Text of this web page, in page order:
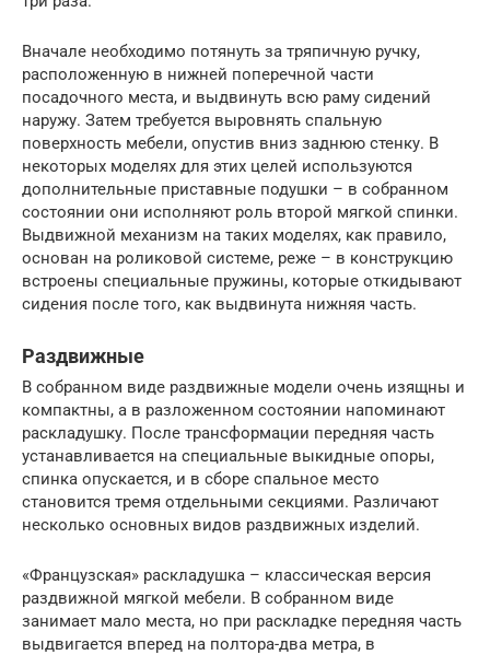
Вначале необходимо потянуть за тряпичную ручку,
расположенную в нижней поперечной части
посадочного места, и выдвинуть всю раму сидений
наружу. Затем требуется выровнять спальную
поверхность мебели, опустив вниз заднюю стенку. В
некоторых моделях для этих целей используются
дополнительные приставные подушки – в собранном
состоянии они исполняют роль второй мягкой спинки.
Выдвижной механизм на таких моделях, как правило,
основан на роликовой системе, реже – в конструкцию
встроены специальные пружины, которые откидывают
сидения после того, как выдвинута нижняя часть.
Раздвижные
В собранном виде раздвижные модели очень изящны и
компактны, а в разложенном состоянии напоминают
раскладушку. После трансформации передняя часть
устанавливается на специальные выкидные опоры,
спинка опускается, и в сборе спальное место
становится тремя отдельными секциями. Различают
несколько основных видов раздвижных изделий.
«Французская» раскладушка – классическая версия
раздвижной мягкой мебели. В собранном виде
занимает мало места, но при раскладке передняя часть
выдвигается вперед на полтора-два метра, в